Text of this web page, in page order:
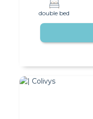
double bed